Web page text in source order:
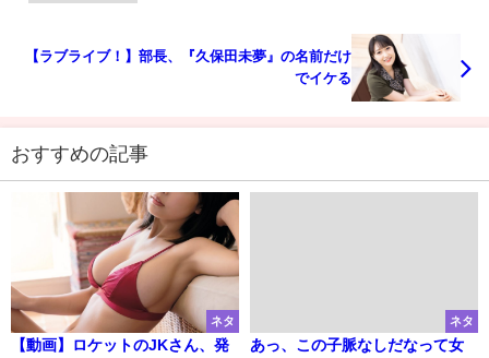
【ラブライブ！】部長、『久保田未夢』の名前だけ
でイケる
おすすめの記事
ネタ
【動画】ロケットのJKさん、発
ネタ
あっ、この子脈なしだなって女